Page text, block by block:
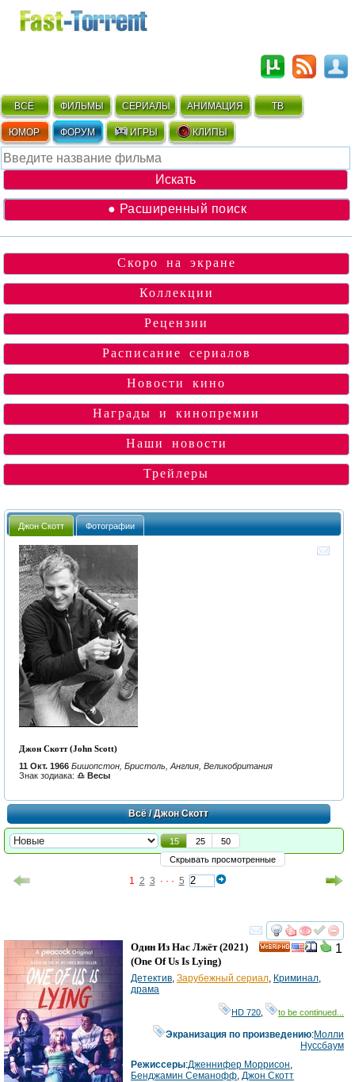
ВСЁ ФИЛЬМЫ СЕРИАЛЫ АНИМАЦИЯ ТВ
ЮМОР ФОРУМ ИГРЫ КЛИПЫ
● Расширенный поиск
Скоро на экране
Коллекции
Рецензии
Расписание сериалов
Новости кино
Награды и кинопремии
Наши новости
Трейлеры
Джон Скотт Фотографии
Джон Скотт (John Scott)
11 Окт. 1966 Бишопстон, Бристоль, Англия, Великобритания
Знак зодиака: ♎ Весы
Всё/ Джон Скотт
15 25
50
Скрывать просмотренные
1 2 3 · · · 5
смотреть
1
Один Из Нас Лжёт(2021)
(One Of Us Is Lying)
Детектив Зарубежный сериал Криминал
драма
HD 720 to be continued...
Экранизация по произведению:Молли
Нуссбаум
Режиссеры:Дженнифер Моррисон
Бенджамин Семанофф Джон Скотт